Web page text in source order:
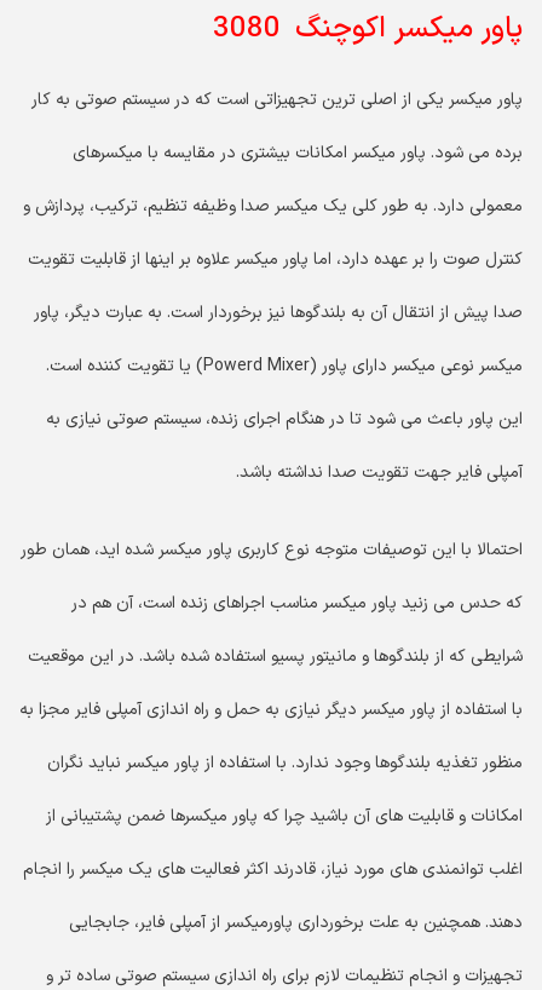
پاور میکسر اکوچنگ 3080
پاور میکسر یکی از اصلی ترین تجهیزاتی است که در سیستم صوتی به کار
برده می شود. پاور میکسر امکانات بیشتری در مقایسه با میکسرهای
معمولی دارد. به طور کلی یک میکسر صدا وظیفه تنظیم، ترکیب، پردازش و
کنترل صوت را بر عهده دارد، اما پاور میکسر علاوه بر اینها از قابلیت تقویت
صدا پیش از انتقال آن به بلندگوها نیز برخوردار است. به عبارت دیگر، پاور
میکسر نوعی میکسر دارای پاور (Powerd Mixer) یا تقویت کننده است.
این پاور باعث می شود تا در هنگام اجرای زنده، سیستم صوتی نیازی به
آمپلی فایر جهت تقویت صدا نداشته باشد.
احتمالا با این توصیفات متوجه نوع کاربری پاور میکسر شده اید، همان طور
که حدس می زنید پاور میکسر مناسب اجراهای زنده است، آن هم در
شرایطی که از بلندگوها و مانیتور پسیو استفاده شده باشد. در این موقعیت
با استفاده از پاور میکسر دیگر نیازی به حمل و راه اندازی آمپلی فایر مجزا به
منظور تغذیه بلندگوها وجود ندارد. با استفاده از پاور میکسر نباید نگران
امکانات و قابلیت های آن باشید چرا که پاور میکسرها ضمن پشتیبانی از
اغلب توانمندی های مورد نیاز، قادرند اکثر فعالیت های یک میکسر را انجام
دهند. همچنین به علت برخورداری پاورمیکسر از آمپلی فایر، جابجایی
تجهیزات و انجام تنظیمات لازم برای راه اندازی سیستم صوتی ساده تر و